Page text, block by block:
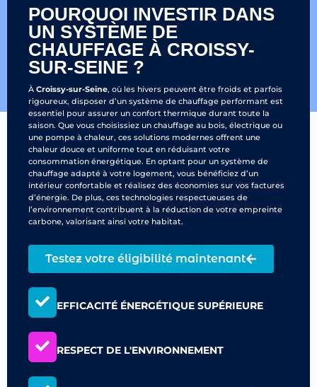
POURQUOI INVESTIR DANS
UN SYSTÈME DE
CHAUFFAGE À CROISSY-
SUR-SEINE ?
À Croissy-sur-Seine, où les hivers peuvent être froids et parfois
rigoureux, disposer d’un système de chauffage performant est
essentiel pour assurer un confort thermique durant toute la
saison. Que vous choisissiez un chauffage au bois, électrique ou
une pompe à chaleur, ces solutions modernes offrent une
chaleur douce et uniforme tout en réduisant votre
consommation énergétique. En optant pour un système de
chauffage adapté à votre logement, vous bénéficiez d’un
intérieur confortable et réalisez des économies sur vos factures
d’énergie. De plus, ces technologies respectueuses de
l’environnement contribuent à la réduction de votre empreinte
carbone, valorisant ainsi votre habitat.
Testez votre éligibilité maintenant
EFFICACITÉ ÉNERGÉTIQUE SUPÉRIEURE
RESPECT DE L'ENVIRONNEMENT